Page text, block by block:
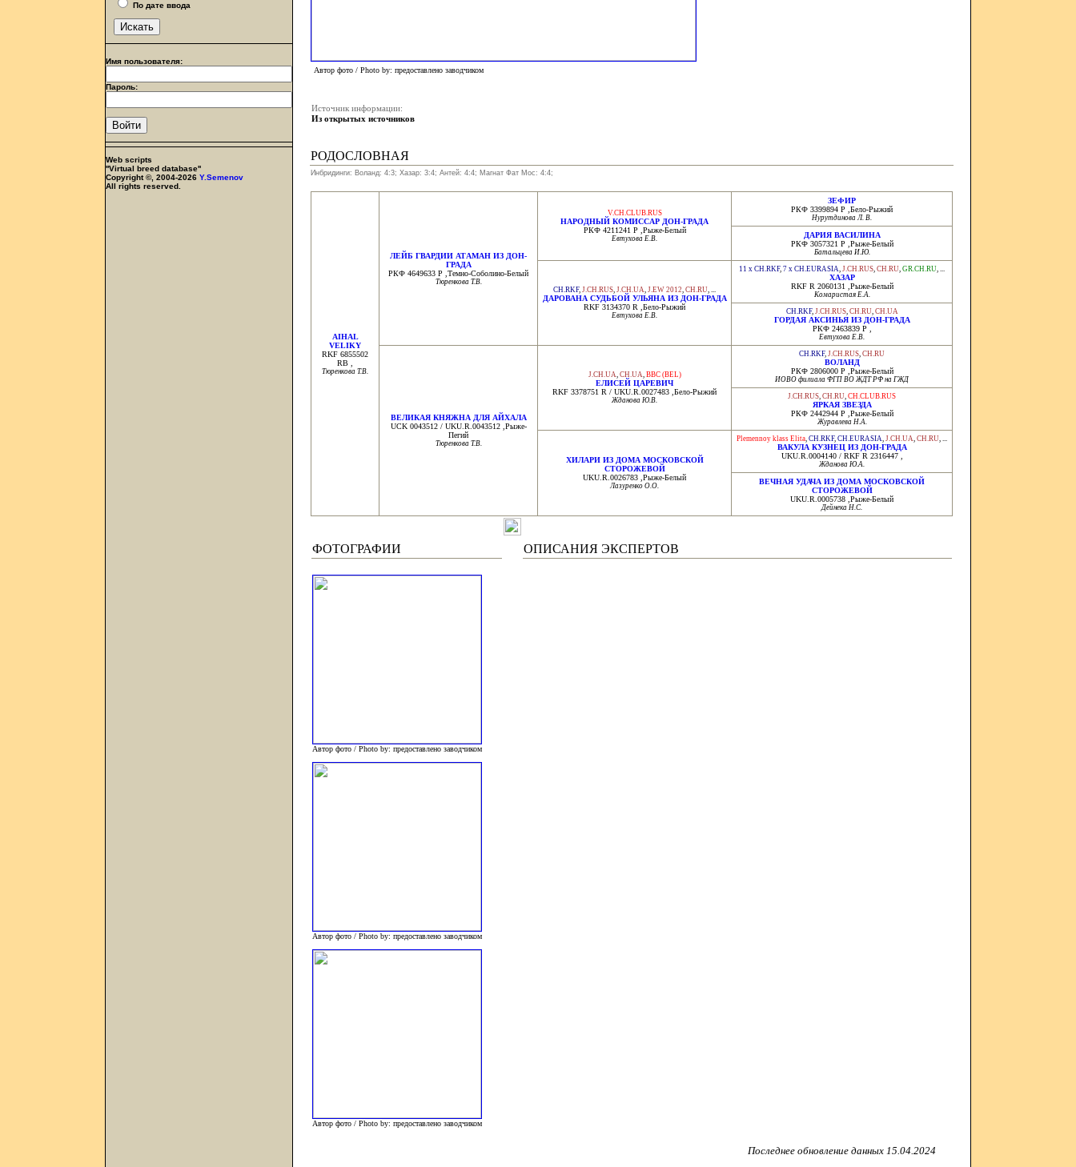
По дате ввода
Имя пользователя:
Пароль:
Web scripts
''Virtual breed database''
Copyright ©, 2004-2026 Y.Semenov
All rights reserved.
Автор фото / Photo by: предоставлено заводчиком
Источник информации:
Из открытых источников
РОДОСЛОВНАЯ
Инбридинги: Воланд: 4:3; Хазар: 3:4; Антей: 4:4; Магнат Фат Мос: 4:4;
AIHAL
VELIKY
RKF 6855502
RB ,
Тюренкова Т.В.
ЛЕЙБ ГВАРДИИ АТАМАН ИЗ ДОН-
ГРАДА
РКФ 4649633 Р ,Темно-Соболино-Белый
Тюренкова Т.В.
V.CH.CLUB.RUS
НАРОДНЫЙ КОМИССАР ДОН-ГРАДА
РКФ 4211241 Р ,Рыже-Белый
Евтухова Е.В.
ЗЕФИР
РКФ 3399894 P ,Бело-Рыжий
Нурутдинова Л. В.
ДАРИЯ ВАСИЛИНА
РКФ 3057321 Р ,Рыже-Белый
Батальцева И.Ю.
CH.RKF, J.CH.RUS, J.CH.UA, J.EW 2012, CH.RU, ...
ДАРОВАНА СУДЬБОЙ УЛЬЯНА ИЗ ДОН-ГРАДА
RKF 3134370 R ,Бело-Рыжий
Евтухова Е.В.
11 x CH.RKF, 7 x CH.EURASIA, J.CH.RUS, CH.RU, GR.CH.RU, ...
ХАЗАР
RKF R 2060131 ,Рыже-Белый
Комаристая Е.А.
CH.RKF, J.CH.RUS, CH.RU, CH.UA
ГОРДАЯ АКСИНЬЯ ИЗ ДОН-ГРАДА
РКФ 2463839 Р ,
Евтухова Е.В.
ВЕЛИКАЯ КНЯЖНА ДЛЯ АЙХАЛА
UCK 0043512 / UKU.R.0043512 ,Рыже-
Пегий
Тюренкова Т.В.
J.CH.UA, CH.UA, BBC (BEL)
ЕЛИСЕЙ ЦАРЕВИЧ
RKF 3378751 R / UKU.R.0027483 ,Бело-Рыжий
Жданова Ю.В.
CH.RKF, J.CH.RUS, CH.RU
ВОЛАНД
РКФ 2806000 Р ,Рыже-Белый
ИОВО филиала ФГП ВО ЖДТ РФ на ГЖД
J.CH.RUS, CH.RU, CH.CLUB.RUS
ЯРКАЯ ЗВЕЗДА
РКФ 2442944 Р ,Рыже-Белый
Журавлева Н.А.
ХИЛАРИ ИЗ ДОМА МОСКОВСКОЙ
СТОРОЖЕВОЙ
UKU.R.0026783 ,Рыже-Белый
Лазуренко О.О.
Plemennoy klass Elita, CH.RKF, CH.EURASIA, J.CH.UA, CH.RU, ...
ВАКУЛА КУЗНЕЦ ИЗ ДОН-ГРАДА
UKU.R.0004140 / RKF R 2316447 ,
Жданова Ю.А.
ВЕЧНАЯ УДАЧА ИЗ ДОМА МОСКОВСКОЙ
СТОРОЖЕВОЙ
UKU.R.0005738 ,Рыже-Белый
Дейнека Н.С.
ФОТОГРАФИИ
Автор фото / Photo by: предоставлено заводчиком
Автор фото / Photo by: предоставлено заводчиком
Автор фото / Photo by: предоставлено заводчиком
ОПИСАНИЯ ЭКСПЕРТОВ
Последнее обновление данных 15.04.2024